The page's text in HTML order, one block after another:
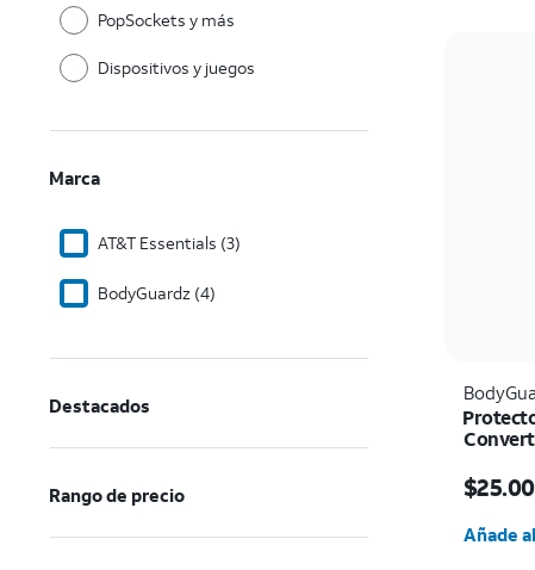
PopSockets y más
Dispositivos y juegos
Marca
AT&T Essentials (3)
BodyGuardz (4)
Destacados
Rango de precio $25.00
Añade